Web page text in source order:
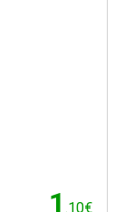
1 .10€